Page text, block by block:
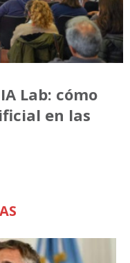
Lab: cómo
en las